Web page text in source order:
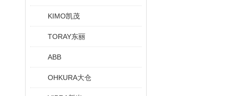
KIMO凯茂
TORAY东丽
ABB
OHKURA大仓